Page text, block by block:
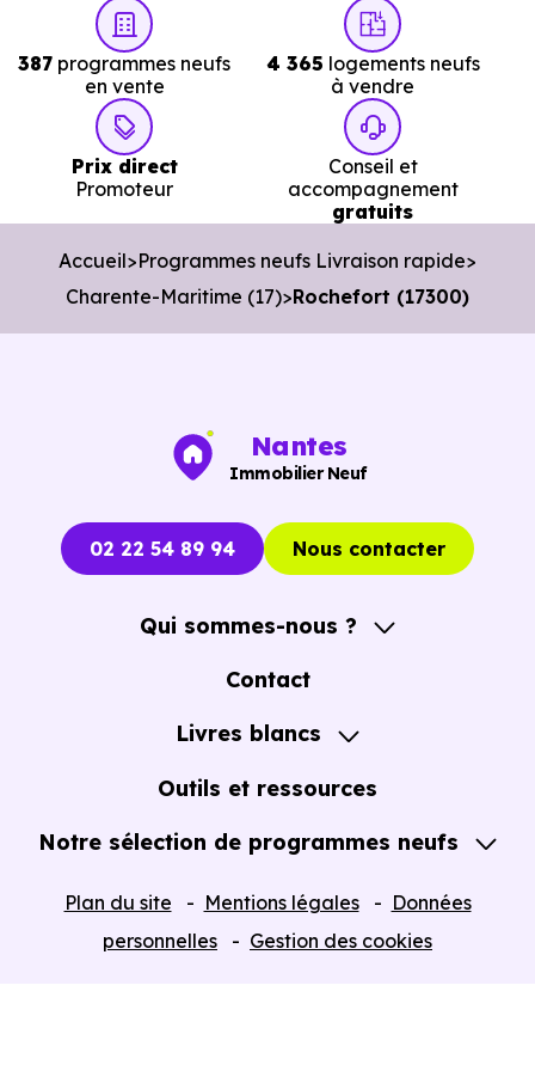
Nos conseillers vous permettent de :
Cibler les bons biens dès le départ.
Éviter les annonces obsolètes.
Organiser des visites pertinentes.
Avancer rapidement dans les démarches.
L’objectif est de vous faire gagner du temps sans vous
pousser à décider dans la précipitation.
immobiliers neufs à Rochefort (17300)
opportunités concrètes.
387 programmes neufs
en vente
4 365 logements neufs
à vendre
Prix direct
Promoteur
Conseil et
accompagnement
gratuits
Accueil Programmes neufs Livraison rapide
Charente-Maritime (17) Rochefort (17300)
Nantes
Immobilier Neuf
02 22 54 89 94 Nous contacter
Qui sommes-nous ?
A propos
Contact
Livres blancs
Guide de l'Achat immobilier neuf en VEFA
Outils et ressources
Notre sélection de programmes neufs
Plan du site Mentions légales
Données
personnelles
Gestion des cookies